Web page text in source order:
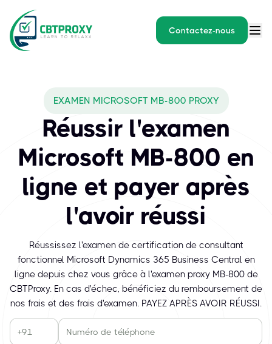
Contactez-nous
EXAMEN MICROSOFT MB-800 PROXY
Réussir l'examen
Microsoft MB-800 en
ligne et payer après
l'avoir réussi
Réussissez l'examen de certification de consultant
fonctionnel Microsoft Dynamics 365 Business Central en
ligne depuis chez vous grâce à l'examen proxy MB-800 de
CBTProxy. En cas d'échec, bénéficiez du remboursement de
nos frais et des frais d'examen. PAYEZ APRÈS AVOIR RÉUSSI.